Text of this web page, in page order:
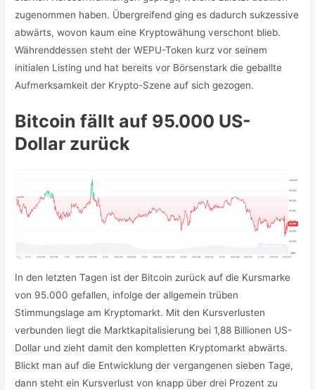
zugenommen haben. Übergreifend ging es dadurch sukzessive
abwärts, wovon kaum eine Kryptowähung verschont blieb.
Währenddessen steht der WEPU-Token kurz vor seinem
initialen Listing und hat bereits vor Börsenstark die geballte
Aufmerksamkeit der Krypto-Szene auf sich gezogen.
Bitcoin fällt auf 95.000 US-
Dollar zurück
In den letzten Tagen ist der Bitcoin zurück auf die Kursmarke
von 95.000 gefallen, infolge der allgemein trüben
Stimmungslage am Kryptomarkt. Mit den Kursverlusten
verbunden liegt die Marktkapitalisierung bei 1,88 Billionen US-
Dollar und zieht damit den kompletten Kryptomarkt abwärts.
Blickt man auf die Entwicklung der vergangenen sieben Tage,
dann steht ein Kursverlust von knapp über drei Prozent zu